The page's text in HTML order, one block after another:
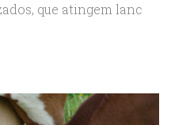
que atingem lanc